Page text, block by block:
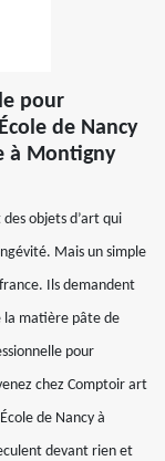
pour
de Nancy
à Montigny
objets d’art qui
Mais un simple
Ils demandent
la matière pâte de
pour
chez Comptoir art
de Nancy à
devant rien et